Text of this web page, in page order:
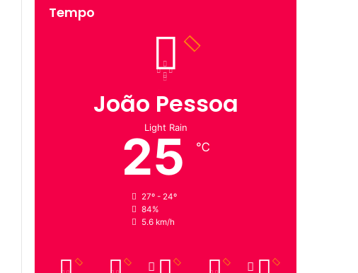
Tempo
João Pessoa
Light Rain
25 ℃
27º - 24º
84%
5.6 km/h